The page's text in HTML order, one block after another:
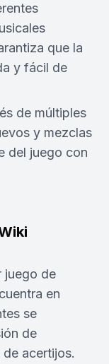
que la
y fácil de
de múltiples
y mezclas
del juego con
juego de
en
se
de
acertijos.